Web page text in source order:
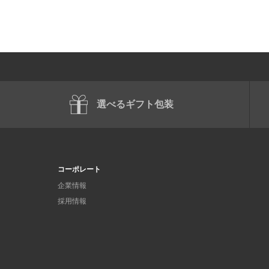
選べるギフト包装
コーポレート
企業情報
採用情報